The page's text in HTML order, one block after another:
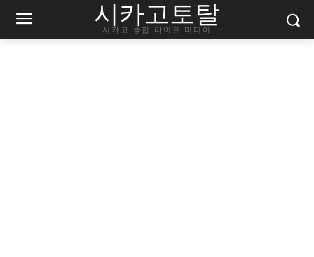
시카고토탈
시카고 종합 라이프 미디어